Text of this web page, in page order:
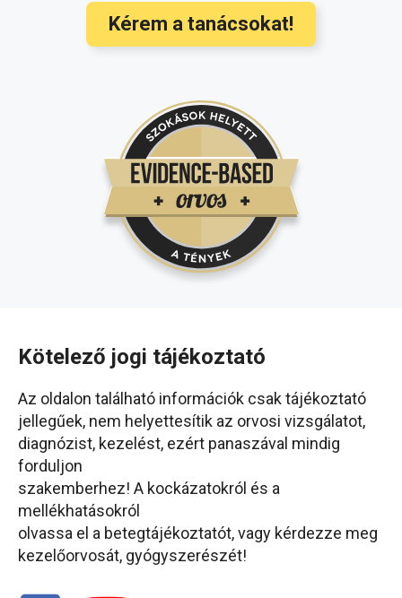
Kérem a tanácsokat!
Kötelező jogi tájékoztató
Az oldalon található információk csak tájékoztató
jellegűek, nem helyettesítik az orvosi vizsgálatot,
diagnózist, kezelést, ezért panaszával mindig
forduljon
szakemberhez! A kockázatokról és a
mellékhatásokról
olvassa el a betegtájékoztatót, vagy kérdezze meg
kezelőorvosát, gyógyszerészét!